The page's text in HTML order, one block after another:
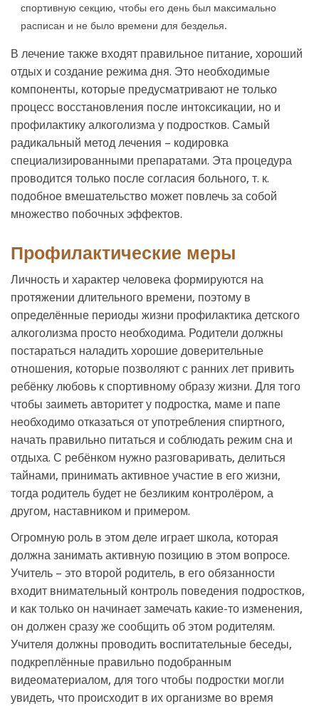
спортивную секцию, чтобы его день был максимально
расписан и не было времени для безделья.
В лечение также входят правильное питание, хороший
отдых и создание режима дня. Это необходимые
компоненты, которые предусматривают не только
процесс восстановления после интоксикации, но и
профилактику алкоголизма у подростков. Самый
радикальный метод лечения – кодировка
специализированными препаратами. Эта процедура
проводится только после согласия больного, т. к.
подобное вмешательство может повлечь за собой
множество побочных эффектов.
Профилактические меры
Личность и характер человека формируются на
протяжении длительного времени, поэтому в
определённые периоды жизни профилактика детского
алкоголизма просто необходима. Родители должны
постараться наладить хорошие доверительные
отношения, которые позволяют с ранних лет привить
ребёнку любовь к спортивному образу жизни. Для того
чтобы заиметь авторитет у подростка, маме и папе
необходимо отказаться от употребления спиртного,
начать правильно питаться и соблюдать режим сна и
отдыха. С ребёнком нужно разговаривать, делиться
тайнами, принимать активное участие в его жизни,
тогда родитель будет не безликим контролёром, а
другом, наставником и примером.
Огромную роль в этом деле играет школа, которая
должна занимать активную позицию в этом вопросе.
Учитель – это второй родитель, в его обязанности
входит внимательный контроль поведения подростков,
и как только он начинает замечать какие-то изменения,
он должен сразу же сообщить об этом родителям.
Учителя должны проводить воспитательные беседы,
подкреплённые правильно подобранным
видеоматериалом, для того чтобы подростки могли
увидеть, что происходит в их организме во время